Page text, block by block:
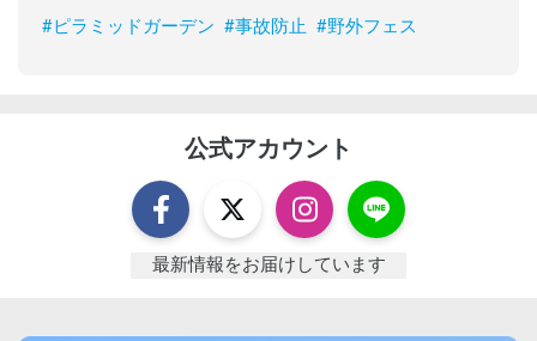
#ピラミッドガーデン #事故防止 #野外フェス
公式アカウント
最新情報をお届けしています